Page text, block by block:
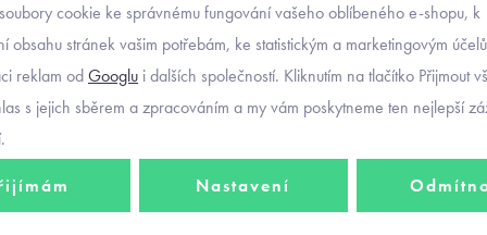
Objednávací
kusy
354
cookie ke správnému fungování vašeho oblíbeného e-shopu, k
obsahu stránek vašim potřebám, ke statistickým a marketingovým
reklam odGooglu i dalších společností. Kliknutím na tlačítko Přijmout
s jejich sběrem a zpracováním a my vám poskytneme ten nejlepší
Nastavení